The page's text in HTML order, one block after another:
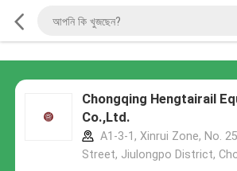
Chongqing Hengtairail
Co.,Ltd.
A1-3-1, Xinrui Zone, No.
Street, Jiulongpo District,